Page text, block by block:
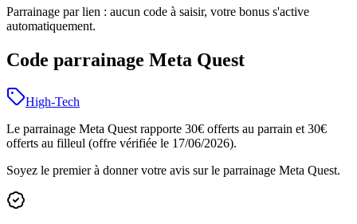
Parrainage par lien : aucun code à saisir, votre bonus s'active
automatiquement.
Code parrainage Meta Quest
High-Tech
Le parrainage Meta Quest rapporte 30€ offerts au parrain et 30€
offerts au filleul (offre vérifiée le 17/06/2026).
Soyez le premier à donner votre avis sur le parrainage Meta Quest.